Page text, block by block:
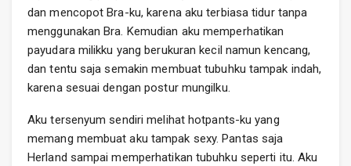
dan mencopot Bra-ku, karena aku terbiasa tidur tanpa
menggunakan Bra. Kemudian aku memperhatikan
payudara milikku yang berukuran kecil namun kencang,
dan tentu saja semakin membuat tubuhku tampak indah,
karena sesuai dengan postur mungilku.
Aku tersenyum sendiri melihat hotpants-ku yang
memang membuat aku tampak sexy. Pantas saja
Herland sampai memperhatikan tubuhku seperti itu. Aku